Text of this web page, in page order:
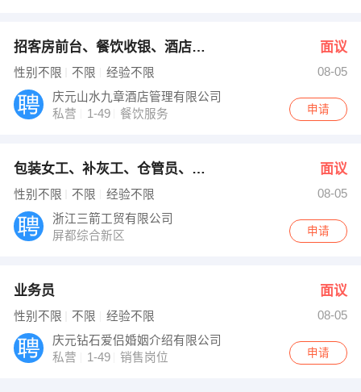
招客房前台、餐饮收银、酒店文员 面议
性别不限 不限 经验不限
08-05
庆元山水九章酒店管理有限公司
私营
1-49 餐饮服务 申请
包装女工、补灰工、仓管员、仓管... 面议
性别不限 不限 经验不限
08-05
浙江三箭工贸有限公司
屏都综合新区
申请
业务员 面议
性别不限 不限 经验不限
08-05
庆元钻石爱侣婚姻介绍有限公司
私营
1-49 销售岗位 申请